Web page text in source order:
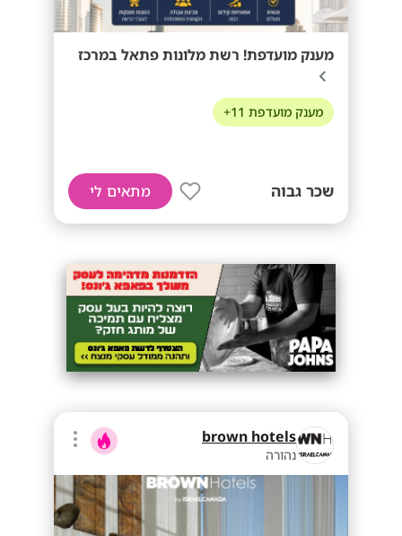
מענק מועדפת! רשת מלונות פתאל במרכז
מענק מועדפת 11+
שכר גבוה מתאים לי
brown hotels
נהורה